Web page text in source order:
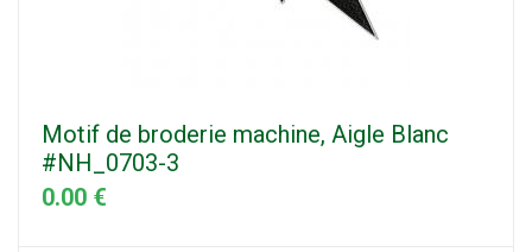
Motif de broderie machine, Aigle Blanc
#NH_0703-3
0.00 €